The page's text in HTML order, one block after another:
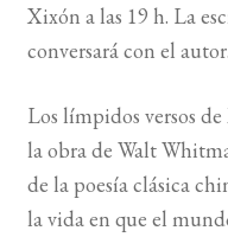
Xixón a las 19 h. La
conversará con el autor.
Los límpidos versos
la obra de Walt
de la poesía clásica
la vida en que el